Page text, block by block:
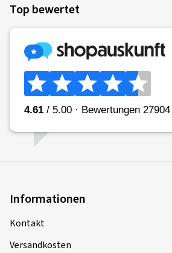
Top bewertet
Informationen
Kontakt
Versandkosten